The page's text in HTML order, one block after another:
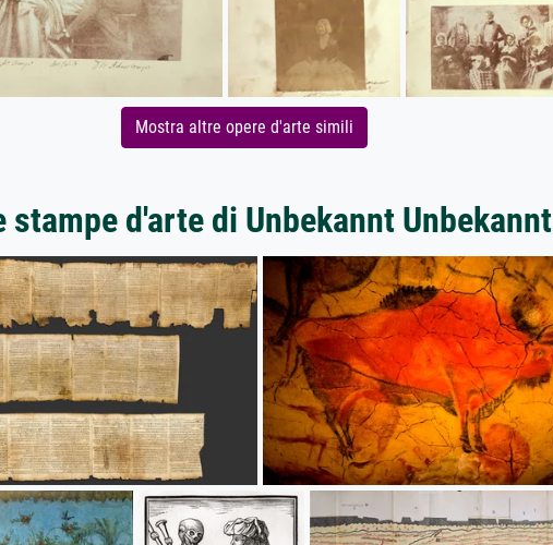
Mostra altre opere d'arte simili
stampe d'arte di Unbekannt Unbekannt